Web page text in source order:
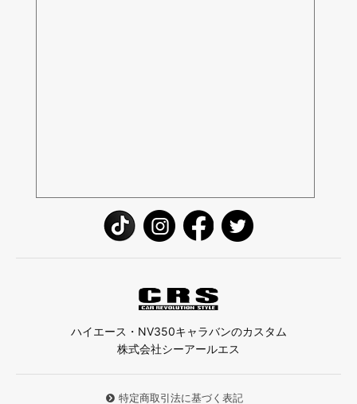
ハイエース・NV350キャラバンのカスタム
株式会社シーアールエス
特定商取引法に基づく表記